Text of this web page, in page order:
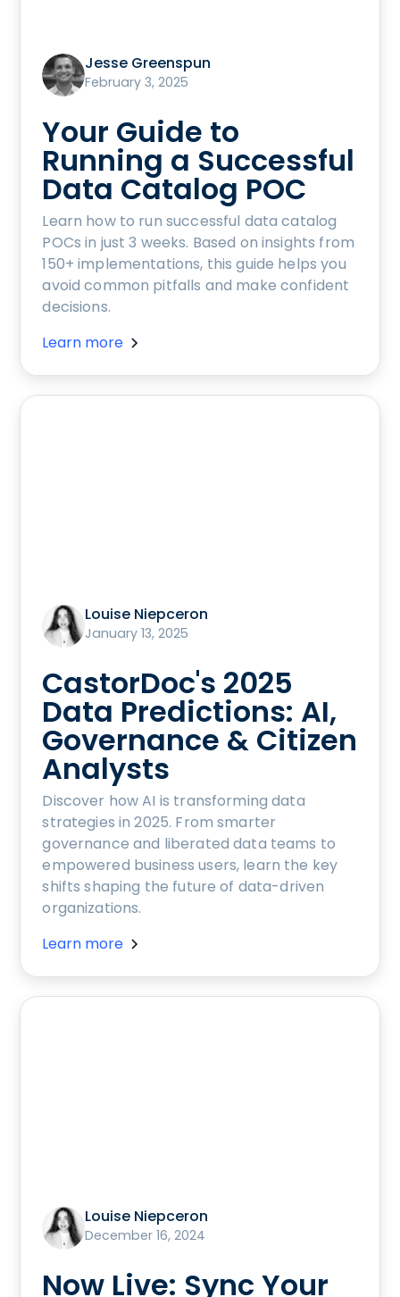
Jesse Greenspun
February 3, 2025
Your Guide to
Running a Successful
Data Catalog POC
Learn how to run successful data catalog
POCs in just 3 weeks. Based on insights from
150+ implementations, this guide helps you
avoid common pitfalls and make confident
decisions.
Learn more
Louise Niepceron
January 13, 2025
CastorDoc's 2025
Data Predictions: AI,
Governance & Citizen
Analysts
Discover how AI is transforming data
strategies in 2025. From smarter
governance and liberated data teams to
empowered business users, learn the key
shifts shaping the future of data-driven
organizations.
Learn more
Louise Niepceron
December 16, 2024
Now Live: Sync Your